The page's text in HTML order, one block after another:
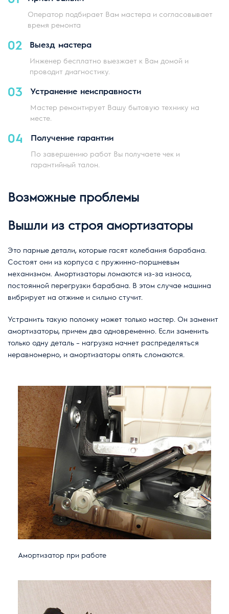
Оператор подбирает Вам мастера и согласовывает
время ремонта
02 Выезд мастера
Инженер бесплатно выезжает к Вам домой и
проводит диагностику.
03 Устранение неисправности
Мастер ремонтирует Вашу бытовую технику на
месте.
04 Получение гарантии
По завершению работ Вы получаете чек и
гарантийный талон.
Возможные проблемы
Вышли из строя амортизаторы
Это парные детали, которые гасят колебания барабана.
Состоят они из корпуса с пружинно-поршневым
механизмом. Амортизаторы ломаются из-за износа,
постоянной перегрузки барабана. В этом случае машина
вибрирует на отжиме и сильно стучит.
Устранить такую поломку может только мастер. Он заменит
амортизаторы, причем два одновременно. Если заменить
только одну деталь – нагрузка начнет распределяться
неравномерно, и амортизаторы опять сломаются.
Амортизатор при работе